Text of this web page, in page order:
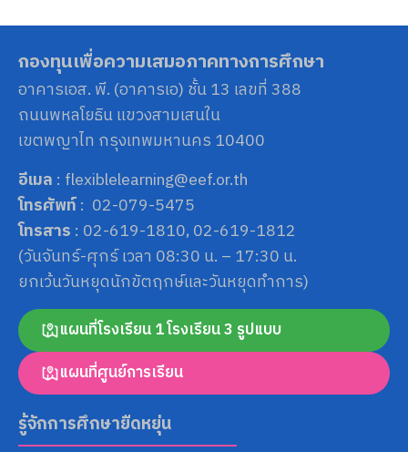
Search
for:
กองทุนเพื่อความเสมอภาคทางการศึกษา
อาคารเอส. พี. (อาคารเอ) ชั้น 13 เลขที่ 388
ถนนพหลโยธิน แขวงสามเสนใน
เขตพญาไท กรุงเทพมหานคร 10400
อีเมล : flexiblelearning@eef.or.th
โทรศัพท์: 02-079-5475
โทรสาร : 02-619-1810, 02-619-1812
(วันจันทร์-ศุกร์ เวลา 08:30 น. – 17:30 น.
ยกเว้นวันหยุดนักขัตฤกษ์และวันหยุดทำการ)
แผนที่โรงเรียน 1 โรงเรียน 3 รูปแบบ
แผนที่ศูนย์การเรียน
รู้จักการศึกษายืดหยุ่น